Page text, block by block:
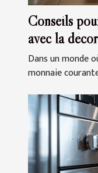
Conseils
avec la
Dans un monde
monnaie